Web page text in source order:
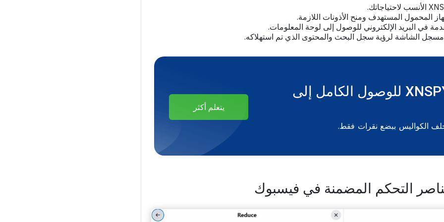
المحمول المستهدف ومنح الأذونات اللازمة.
في البريد الإلكتروني للوصول إلى لوحة المعلومات.
الشاشة لرؤية سجل البحث والمحتوى الذي تم استهلاكه.
احصل على XNSPY للوصول الكامل إلى
الكواليس ببضع نقرات فقط.
يتعلم أكثر